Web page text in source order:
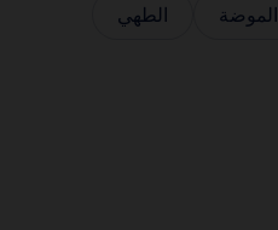
الموضة
الطهي